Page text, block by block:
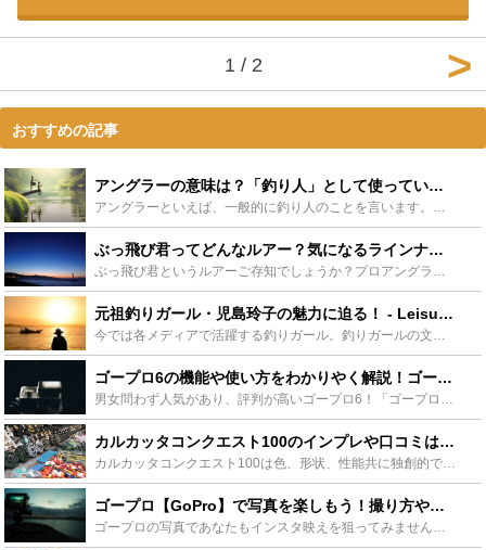
1 / 2
おすすめの記事
アングラーの意味は？「釣り人」として使っていいのか調査！ - Leisurego(レジャーゴー)
アングラーといえば、一般的に釣り人のことを言います。しかし、一言に釣り人と言っても、川をメインに活動する釣り人や海をメインに活動する釣り人。また釣りの手法など様々な分野の釣り人がいますよね？そこで今...
ぶっ飛び君ってどんなルアー？気になるラインナップと使い方まとめ！ - Leisurego(レジャーゴー)
ぶっ飛び君というルアーご存知でしょうか？プロアングラーの井上祐樹が手掛けるジャンプライズから発売されているシンキングペンシルで、抜群の飛距離が出るということで非常に人気のルアーです。そんなぶっ飛び君...
元祖釣りガール・児島玲子の魅力に迫る！ - Leisurego(レジャーゴー)
今では各メディアで活躍する釣りガール。釣りガールの文字だけ見るとただ釣りをする女性なのでは？と感じる方もいらっしゃるかもしれません。しかしその実態は趣味で釣りを楽しむ女性から男性顔負けのプロアングラ...
ゴープロ6の機能や使い方をわかりやく解説！ゴープロ6を使いこなそう！ - Leisurego(レジャーゴー)
男女問わず人気があり、評判が高いゴープロ6！「ゴープロ6が欲しいけど、使い方がわからない」「どんな機能があるの？」という人も多いのではないでしょうか？ここでは、ゴープロ6の特徴や機能、基本的な使い方...
カルカッタコンクエスト100のインプレや口コミは？人気リールの性能をチェックしよう - Leisurego(レジャーゴー)
カルカッタコンクエスト100は色、形状、性能共に独創的で、多くのアングラーからの人気を集めています。ここではカルカッタコンクエスト100の具体的なスペック、性能、飛距離等を紹介しながら人気の秘密を探...
ゴープロ【GoPro】で写真を楽しもう！撮り方やコツをご紹介 - Leisurego(レジャーゴー)
ゴープロの写真であなたもインスタ映えを狙ってみませんか？世界中で人気の小型カメラゴープロは動画撮影だけでなく、写真撮影も楽しめます。この記事ではゴープロでの写真撮影のポイントや現在人気のゴープロ最新...